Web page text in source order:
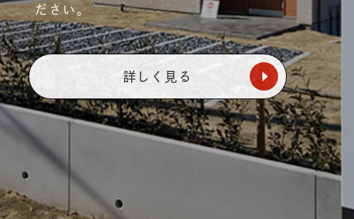
ださい。
詳しく見る